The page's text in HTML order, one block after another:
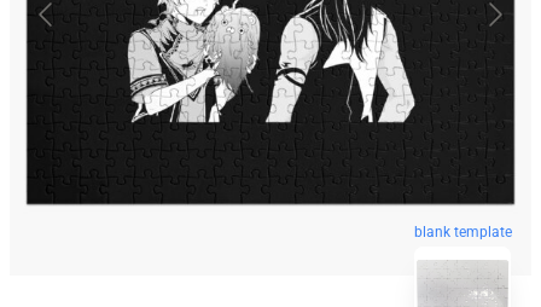
blank template